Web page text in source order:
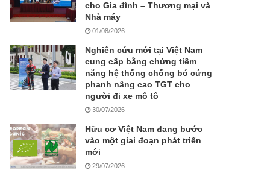
cho Gia đình – Thương mại và
Nhà máy
01/08/2026
Nghiên cứu mới tại Việt Nam
cung cấp bằng chứng tiềm
năng hệ thống chống bó cứng
phanh nâng cao TGT cho
người đi xe mô tô
30/07/2026
Hữu cơ Việt Nam đang bước
vào một giai đoạn phát triển
mới
29/07/2026